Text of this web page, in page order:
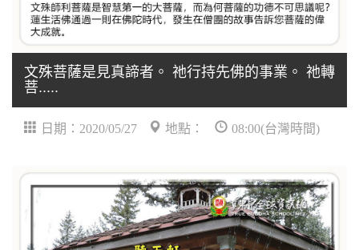
文殊菩薩是見真諦者。 祂行持先佛的事業。 祂轉
菩.....
日期：2020/05/27 地點： 08:00(台灣時間)